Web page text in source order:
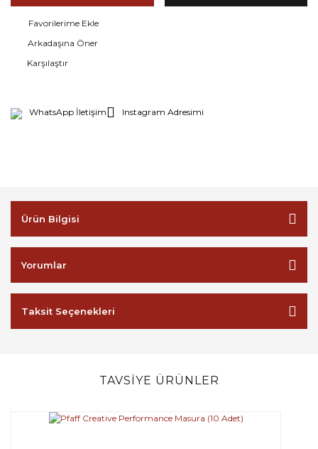
Arkadaşına Öner
Karşılaştır
WhatsApp İletişim Instagram Adresimi
Ürün Bilgisi
Yorumlar
Taksit Seçenekleri
TAVSİYE ÜRÜNLER